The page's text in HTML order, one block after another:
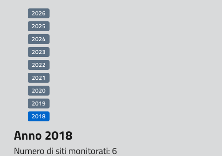
2026
2025
2024
2023
2022
2021
2020
2019
2018
Anno 2018
Numero di siti monitorati: 6